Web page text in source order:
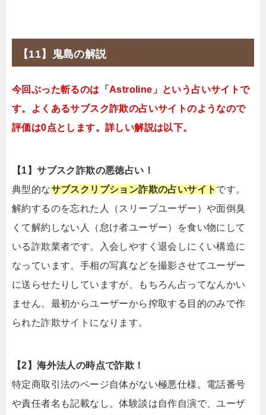
【11】鬼島の解説
今回ぶった斬るのは「Astroline」という占いサイトで
す。よくあるサブスク詐欺の占いサイトのようなので
評価は0点とします。詳しい解説は以下。
【1】サブスク詐欺の悪徳占い！
典型的なサブスクリプション詐欺の占いサイト です。
解約するのを忘れた人（スリープユーザー）や面倒臭
くて解約しない人（怠け者ユーザー）を食い物にして
いる詐欺業者です。入会しやすく退会しにくい構造に
なっています。手相の写真などを撮影させてユーザー
に送らせたりしていますが、もちろん占ってなんかい
ません。最初からユーザーから搾取する目的のみで作
られた詐欺サイトになります。
【2】海外法人の時点で詐欺！
特定商取引法のページ自体がない極悪仕様。電話番号
や責任者名も記載なし。体験談は自作自演で、ユーザ